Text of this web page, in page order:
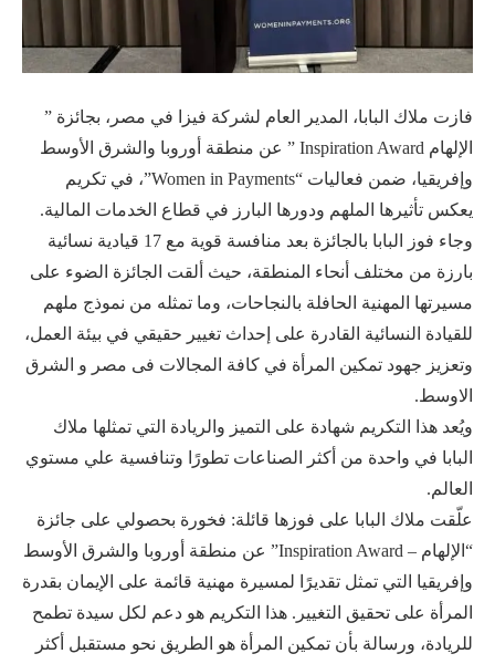
فازت ملاك البابا، المدير العام لشركة فيزا في مصر، بجائزة ”
الإلهام Inspiration Award ” عن منطقة أوروبا والشرق الأوسط
وإفريقيا، ضمن فعاليات “Women in Payments”، في تكريم
يعكس تأثيرها الملهم ودورها البارز في قطاع الخدمات المالية.
وجاء فوز البابا بالجائزة بعد منافسة قوية مع 17 قيادية نسائية
بارزة من مختلف أنحاء المنطقة، حيث ألقت الجائزة الضوء على
مسيرتها المهنية الحافلة بالنجاحات، وما تمثله من نموذج ملهم
للقيادة النسائية القادرة على إحداث تغيير حقيقي في بيئة العمل،
وتعزيز جهود تمكين المرأة في كافة المجالات فى مصر و الشرق
الاوسط.
ويُعد هذا التكريم شهادة على التميز والريادة التي تمثلها ملاك
البابا في واحدة من أكثر الصناعات تطورًا وتنافسية علي مستوي
العالم.
علّقت ملاك البابا على فوزها قائلة: فخورة بحصولي على جائزة
“الإلهام – Inspiration Award” عن منطقة أوروبا والشرق الأوسط
وإفريقيا التي تمثل تقديرًا لمسيرة مهنية قائمة على الإيمان بقدرة
المرأة على تحقيق التغيير. هذا التكريم هو دعم لكل سيدة تطمح
للريادة، ورسالة بأن تمكين المرأة هو الطريق نحو مستقبل أكثر